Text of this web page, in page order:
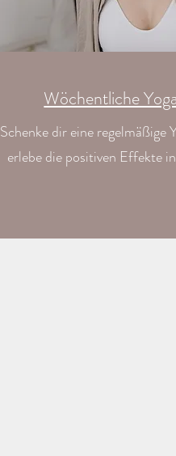
Wöchentliche
Schenkedir eine regelmäßige
erlebe die positiven Effekte